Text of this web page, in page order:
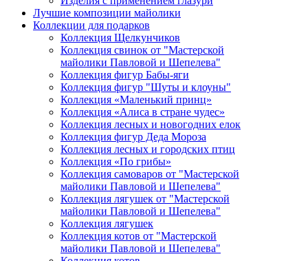
Лучшие композиции майолики
Коллекции для подарков
Коллекция Щелкунчиков
Коллекция свинок от "Мастерской
майолики Павловой и Шепелева"
Коллекция фигур Бабы-яги
Коллекция фигур "Шуты и клоуны"
Коллекция «Маленький принц»
Коллекция «Алиса в стране чудес»
Коллекция лесных и новогодних елок
Коллекция фигур Деда Мороза
Коллекция лесных и городских птиц
Коллекция «По грибы»
Коллекция самоваров от "Мастерской
майолики Павловой и Шепелева"
Коллекция лягушек от "Мастерской
майолики Павловой и Шепелева"
Коллекция лягушек
Коллекция котов от "Мастерской
майолики Павловой и Шепелева"